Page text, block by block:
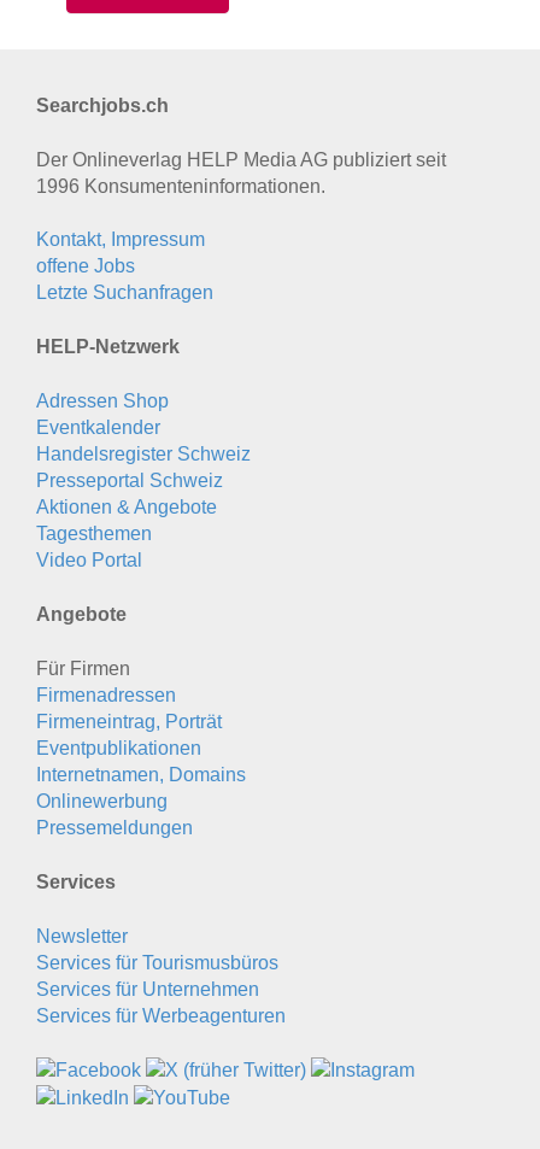
Searchjobs.ch
Der Onlineverlag HELP Media AG publiziert seit
1996 Konsumenten­informationen.
Kontakt, Impressum
offene Jobs
Letzte Suchanfragen
HELP-Netzwerk
Adressen Shop
Eventkalender
Handelsregister Schweiz
Presseportal Schweiz
Aktionen & Angebote
Tagesthemen
Video Portal
Angebote
Für Firmen
Firmenadressen
Firmeneintrag, Porträt
Eventpublikationen
Internetnamen, Domains
Onlinewerbung
Pressemeldungen
Services
Newsletter
Services für Tourismusbüros
Services für Unternehmen
Services für Werbeagenturen